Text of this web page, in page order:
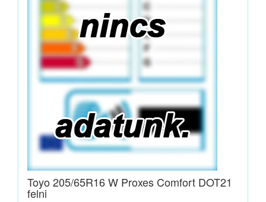
Toyo 205/65R16 W Proxes Comfort DOT21
felni